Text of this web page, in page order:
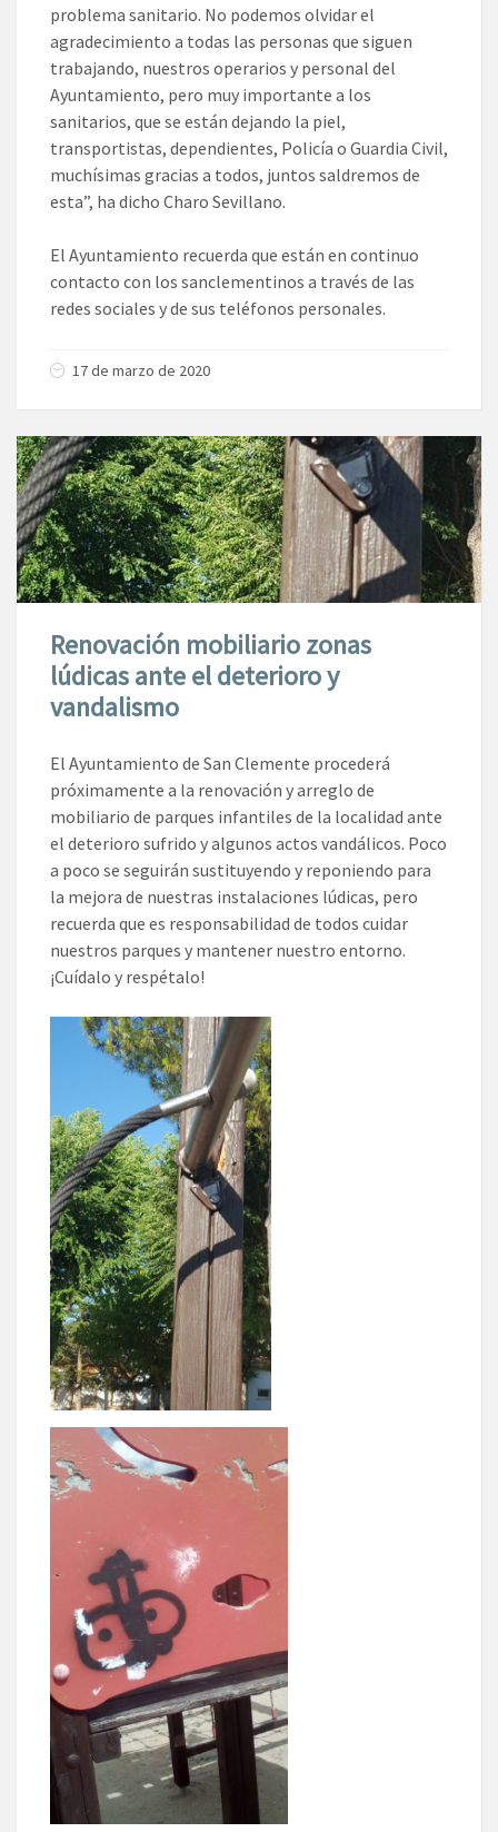
problema sanitario. No podemos olvidar el
agradecimiento a todas las personas que siguen
trabajando, nuestros operarios y personal del
Ayuntamiento, pero muy importante a los
sanitarios, que se están dejando la piel,
transportistas, dependientes, Policía o Guardia Civil,
muchísimas gracias a todos, juntos saldremos de
esta”, ha dicho Charo Sevillano.
El Ayuntamiento recuerda que están en continuo
contacto con los sanclementinos a través de las
redes sociales y de sus teléfonos personales.
17 de marzo de 2020
Renovación mobiliario zonas
lúdicas ante el deterioro y
vandalismo
El Ayuntamiento de San Clemente procederá
próximamente a la renovación y arreglo de
mobiliario de parques infantiles de la localidad ante
el deterioro sufrido y algunos actos vandálicos. Poco
a poco se seguirán sustituyendo y reponiendo para
la mejora de nuestras instalaciones lúdicas, pero
recuerda que es responsabilidad de todos cuidar
nuestros parques y mantener nuestro entorno.
¡Cuídalo y respétalo!